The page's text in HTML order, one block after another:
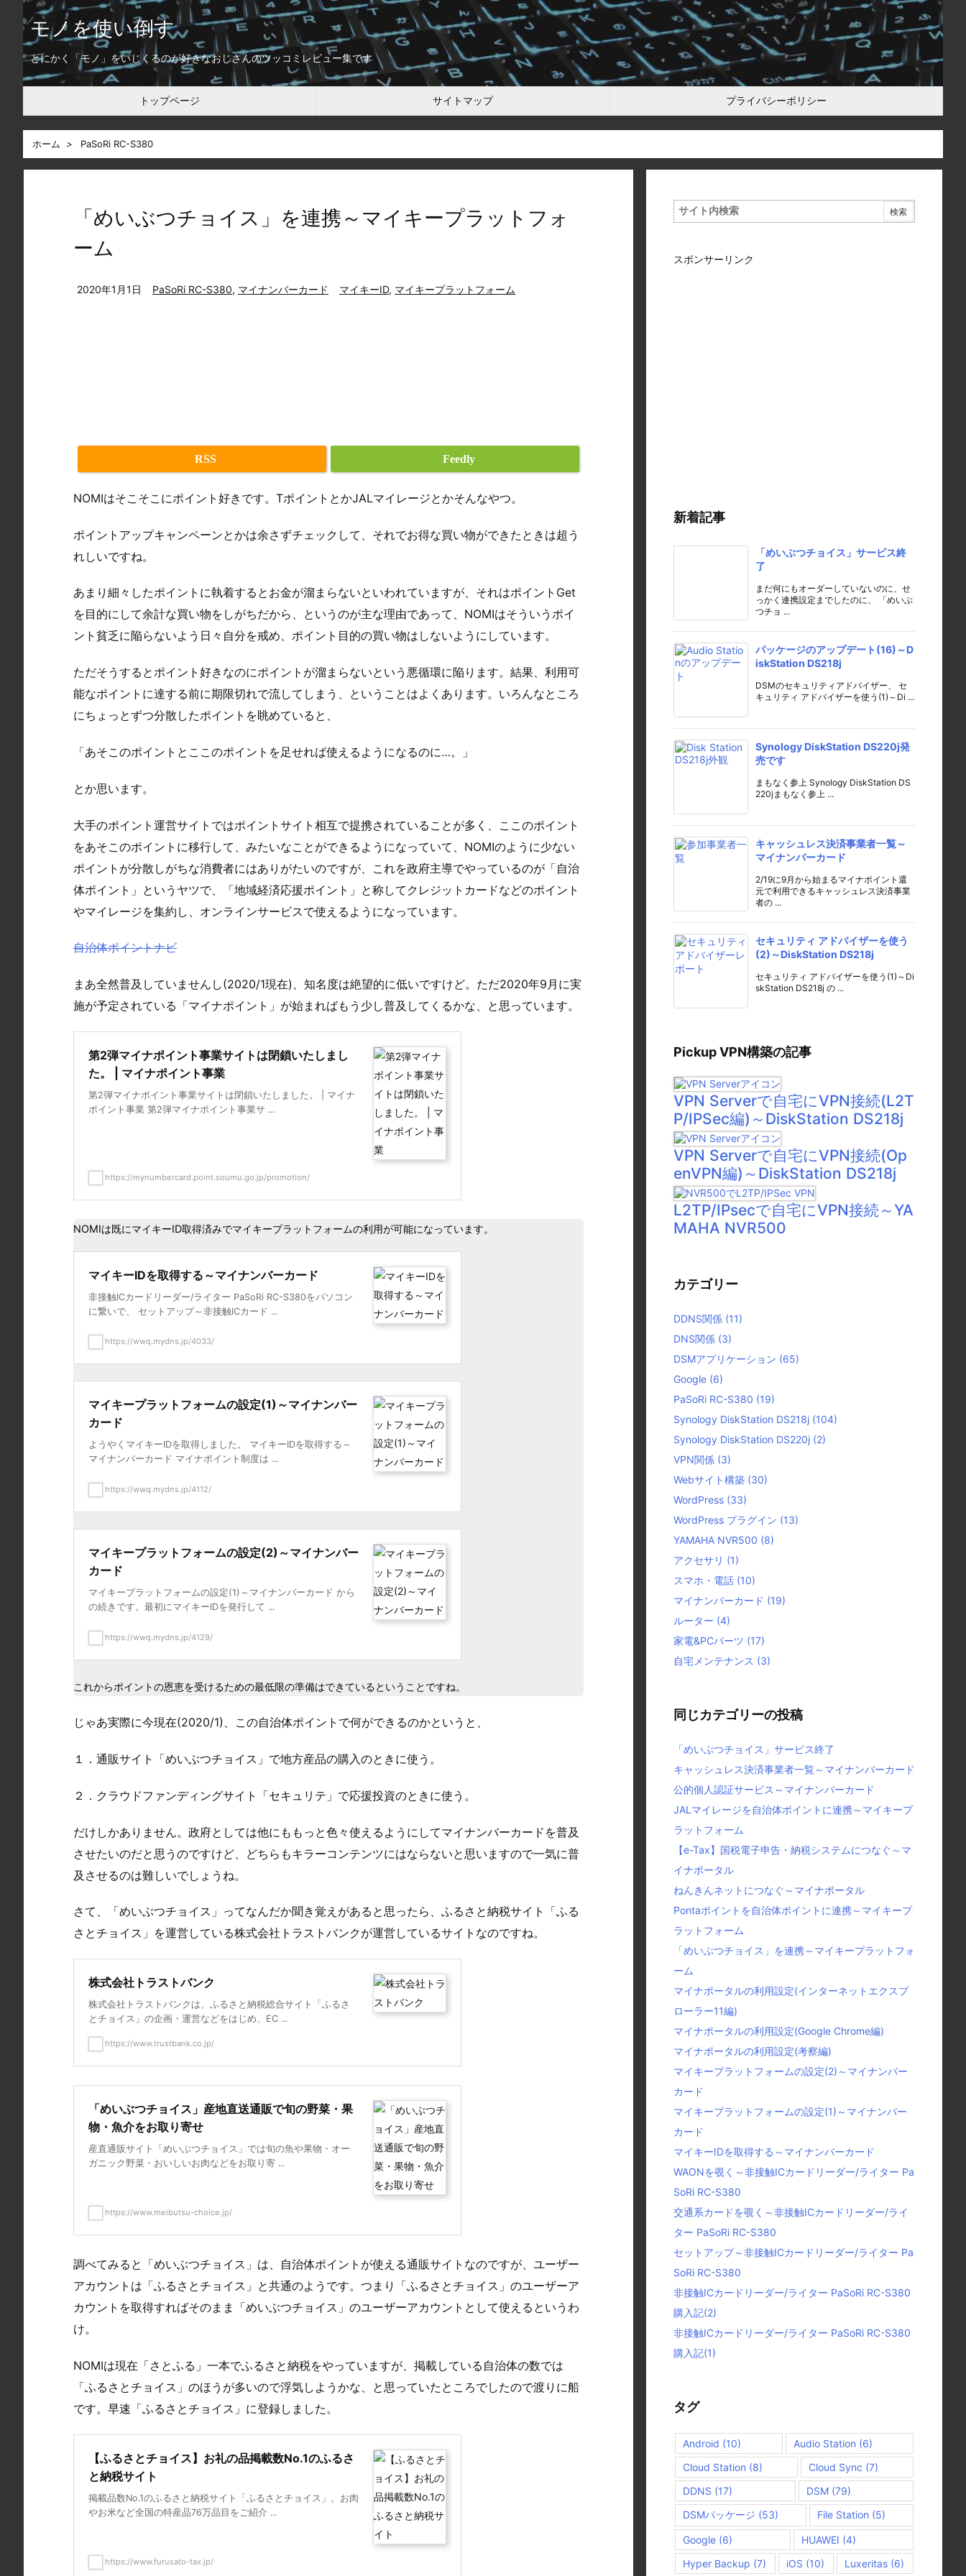
モノを使い倒す
とにかく「モノ」をいじくるのが好きなおじさんのツッコミレビュー集です
トップページ サイトマップ プライバシーポリシー
ホーム > PaSoRi RC-S380
「めいぶつチョイス」を連携～マイキープラットフォ
ーム
2020年1月1日 PaSoRi RC-S380, マイナンバーカード マイキーID, マイキープラットフォーム
RSS Feedly
NOMIはそこそこにポイント好きです。TポイントとかJALマイレージとかそんなやつ。
ポイントアップキャンペーンとかは余さずチェックして、それでお得な買い物ができたときは超う
れしいですね。
あまり細々したポイントに執着するとお金が溜まらないといわれていますが、それはポイントGet
を目的にして余計な買い物をしがちだから、というのが主な理由であって、NOMIはそういうポイ
ント貧乏に陥らないよう日々自分を戒め、ポイント目的の買い物はしないようにしています。
ただそうするとポイント好きなのにポイントが溜まらないという悪循環に陥ります。結果、利用可
能なポイントに達する前に期限切れで流してしまう、ということはよくあります。いろんなところ
にちょっとずつ分散したポイントを眺めていると、
「あそこのポイントとここのポイントを足せれば使えるようになるのに…。」
とか思います。
大手のポイント運営サイトではポイントサイト相互で提携されていることが多く、ここのポイント
をあそこのポイントに移行して、みたいなことができるようになっていて、NOMIのように少ない
ポイントが分散しがちな消費者にはありがたいのですが、これを政府主導でやっているのが「自治
体ポイント」というヤツで、「地域経済応援ポイント」と称してクレジットカードなどのポイント
やマイレージを集約し、オンラインサービスで使えるようになっています。
自治体ポイントナビ
まあ全然普及していませんし(2020/1現在)、知名度は絶望的に低いですけど。ただ2020年9月に実
施が予定されている「マイナポイント」が始まればもう少し普及してくるかな、と思っています。
第2弾マイナポイント事業サイトは閉鎖いたしまし
た。 | マイナポイント事業
第2弾マイナポイント事業サイトは閉鎖いたしました。 | マイナ
ポイント事業 第2弾マイナポイント事業サ ...
https://mynumbercard.point.soumu.go.jp/promotion/
NOMIは既にマイキーID取得済みでマイキープラットフォームの利用が可能になっています。
マイキーIDを取得する～マイナンバーカード
非接触ICカードリーダー/ライター PaSoRi RC-S380をパソコン
に繋いで、 セットアップ～非接触ICカード ...
https://wwq.mydns.jp/4033/
マイキープラットフォームの設定(1)～マイナンバー
カード
ようやくマイキーIDを取得しました。 マイキーIDを取得する～
マイナンバーカード マイナポイント制度は ...
https://wwq.mydns.jp/4112/
マイキープラットフォームの設定(2)～マイナンバー
カード
マイキープラットフォームの設定(1)～マイナンバーカード から
の続きです。最初にマイキーIDを発行して ...
https://wwq.mydns.jp/4129/
これからポイントの恩恵を受けるための最低限の準備はできているということですね。
じゃあ実際に今現在(2020/1)、この自治体ポイントで何ができるのかというと、
１．通販サイト「めいぶつチョイス」で地方産品の購入のときに使う。
２．クラウドファンディングサイト「セキュリテ」で応援投資のときに使う。
だけしかありません。政府としては他にももっと色々使えるようにしてマイナンバーカードを普及
させたいのだと思うのですけど、どちらもキラーコンテンツにはならないと思いますので一気に普
及させるのは難しいでしょうね。
さて、「めいぶつチョイス」ってなんだか聞き覚えがあると思ったら、ふるさと納税サイト「ふる
さとチョイス」を運営している株式会社トラストバンクが運営しているサイトなのですね。
株式会社トラストバンク
株式会社トラストバンクは、ふるさと納税総合サイト「ふるさ
とチョイス」の企画・運営などをはじめ、EC ...
https://www.trustbank.co.jp/
「めいぶつチョイス」産地直送通販で旬の野菜・果
物・魚介をお取り寄せ
産直通販サイト「めいぶつチョイス」では旬の魚や果物・オー
ガニック野菜・おいしいお肉などをお取り寄 ...
https://www.meibutsu-choice.jp/
調べてみると「めいぶつチョイス」は、自治体ポイントが使える通販サイトなのですが、ユーザー
アカウントは「ふるさとチョイス」と共通のようです。つまり「ふるさとチョイス」のユーザーア
カウントを取得すればそのまま「めいぶつチョイス」のユーザーアカウントとして使えるというわ
け。
NOMIは現在「さとふる」一本でふるさと納税をやっていますが、掲載している自治体の数では
「ふるさとチョイス」のほうが多いので浮気しようかな、と思っていたところでしたので渡りに船
です。早速「ふるさとチョイス」に登録しました。
【ふるさとチョイス】お礼の品掲載数No.1のふるさ
と納税サイト
掲載品数No.1のふるさと納税サイト「ふるさとチョイス」。お肉
やお米など全国の特産品76万品目をご紹介 ...
https://www.furusato-tax.jp/
スポンサーリンク
新着記事
「めいぶつチョイス」サービス終
了
まだ何にもオーダーしていないのに、せ
っかく連携設定までしたのに、 「めいぶ
つチョ ...
パッケージのアップデート(16)～D
iskStation DS218j
DSMのセキュリティアドバイザー、 セ
キュリティ アドバイザーを使う(1)～Di ...
Synology DiskStation DS220j発
売です
まもなく参上 Synology DiskStation DS
220jまもなく参上 ...
キャッシュレス決済事業者一覧～
マイナンバーカード
2/19に9月から始まるマイナポイント還
元で利用できるキャッシュレス決済事業
者の ...
セキュリティ アドバイザーを使う
(2)～DiskStation DS218j
セキュリティ アドバイザーを使う(1)～Di
skStation DS218j の ...
Pickup VPN構築の記事
VPN Serverで自宅にVPN接続(L2T
P/IPSec編)～DiskStation DS218j
VPN Serverで自宅にVPN接続(Op
enVPN編)～DiskStation DS218j
L2TP/IPsecで自宅にVPN接続～YA
MAHA NVR500
カテゴリー
DDNS関係 (11)
DNS関係 (3)
DSMアプリケーション (65)
Google (6)
PaSoRi RC-S380 (19)
Synology DiskStation DS218j (104)
Synology DiskStation DS220j (2)
VPN関係 (3)
Webサイト構築 (30)
WordPress (33)
WordPress プラグイン (13)
YAMAHA NVR500 (8)
アクセサリ (1)
スマホ・電話 (10)
マイナンバーカード (19)
ルーター (4)
家電&PCパーツ (17)
自宅メンテナンス (3)
同じカテゴリーの投稿
「めいぶつチョイス」サービス終了
キャッシュレス決済事業者一覧～マイナンバーカード
公的個人認証サービス～マイナンバーカード
JALマイレージを自治体ポイントに連携～マイキープ
ラットフォーム
【e-Tax】国税電子申告・納税システムにつなぐ～マ
イナポータル
ねんきんネットにつなぐ～マイナポータル
Pontaポイントを自治体ポイントに連携～マイキープ
ラットフォーム
「めいぶつチョイス」を連携～マイキープラットフォ
ーム
マイナポータルの利用設定(インターネットエクスプ
ローラー11編)
マイナポータルの利用設定(Google Chrome編)
マイナポータルの利用設定(考察編)
マイキープラットフォームの設定(2)～マイナンバー
カード
マイキープラットフォームの設定(1)～マイナンバー
カード
マイキーIDを取得する～マイナンバーカード
WAONを覗く～非接触ICカードリーダー/ライター Pa
SoRi RC-S380
交通系カードを覗く～非接触ICカードリーダー/ライ
ター PaSoRi RC-S380
セットアップ～非接触ICカードリーダー/ライター Pa
SoRi RC-S380
非接触ICカードリーダー/ライター PaSoRi RC-S380
購入記(2)
非接触ICカードリーダー/ライター PaSoRi RC-S380
購入記(1)
タグ
Android (10) Audio Station (6)
Cloud Station (8) Cloud Sync (7)
DDNS (17) DSM(79)
DSMパッケージ (53) File Station (5)
Google (6) HUAWEI (4)
Hyper Backup (7) iOS (10) Luxeritas (6)